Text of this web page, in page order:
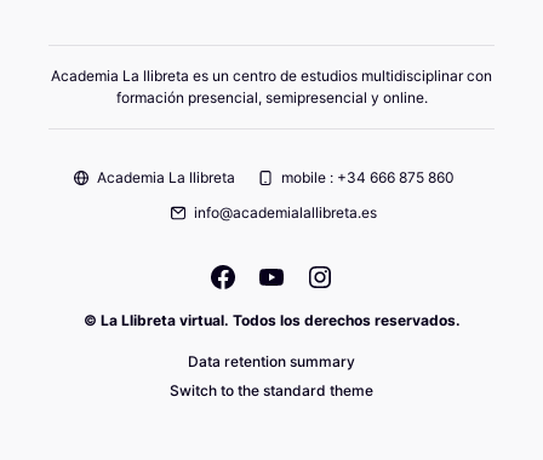
Academia La llibreta es un centro de estudios multidisciplinar con
formación presencial, semipresencial y online.
Academia La llibreta
mobile : +34 666 875 860
info@academialallibreta.es
© La Llibreta virtual. Todos los derechos reservados.
Data retention summary
Switch to the standard theme